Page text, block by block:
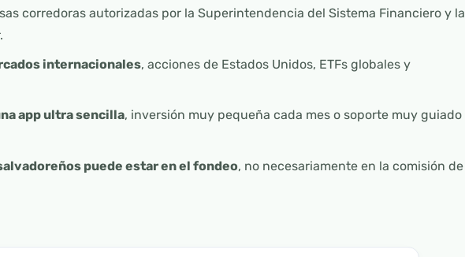
corredoras autorizadas por la Superintendencia del Sistema Financiero y la
internacionales, acciones de Estados Unidos, ETFs globales y
app ultra sencilla, inversión muy pequeña cada mes o soporte muy guiado
puede estar en el fondeo, no necesariamente en la comisión de